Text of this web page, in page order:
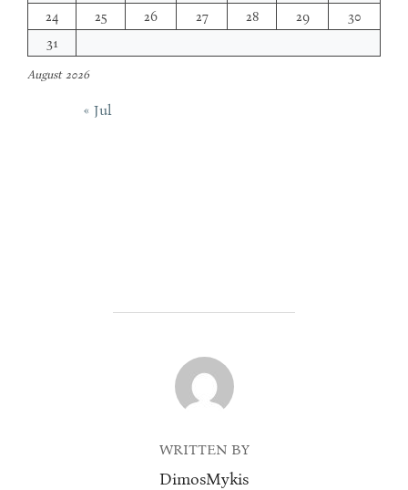
August 2026
24
25 26 27 28 29
30
31
« Jul
POST AUTHOR
WRITTEN BY
DimosMykis